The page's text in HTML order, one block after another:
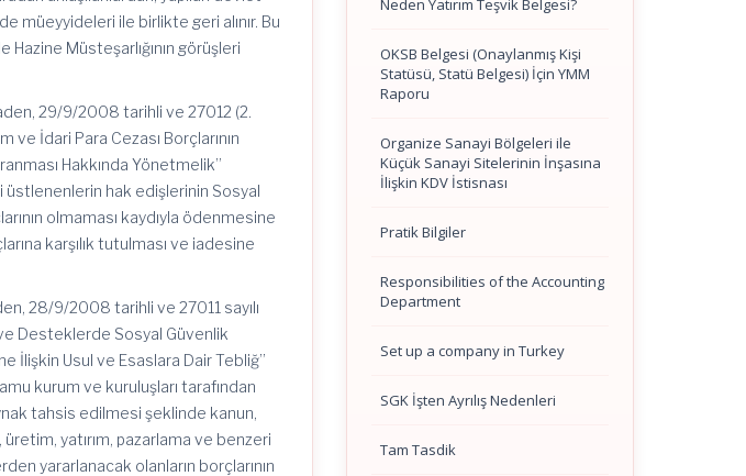
müeyyideleri ile birlikte geri alınır. Bu
Hazine Müsteşarlığının görüşleri
29/9/2008 tarihli ve 27012 (2.
ve İdari Para Cezası Borçlarının
Hakkında Yönetmelik”
üstlenenlerin hak edişlerinin Sosyal
olmaması kaydıyla ödenmesine
karşılık tutulması ve iadesine
28/9/2008 tarihli ve 27011 sayılı
Desteklerde Sosyal Güvenlik
İlişkin Usul ve Esaslara Dair Tebliğ”
kurum ve kuruluşları tarafından
tahsis edilmesi şeklinde kanun,
yatırım, pazarlama ve benzeri
yararlanacak olanların borçlarının
OKSB Belgesi (Onaylanmış Kişi
Statüsü, Statü Belgesi) İçin YMM
Raporu
Organize Sanayi Bölgeleri ile
Küçük Sanayi Sitelerinin İnşasına
İlişkin KDV İstisnası
Pratik Bilgiler
Responsibilities of the Accounting
Department
Set up a company in Turkey
SGK İşten Ayrılış Nedenleri
Tam Tasdik